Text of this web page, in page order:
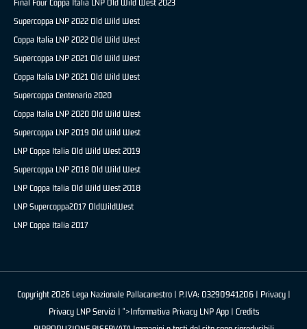
Final Four Coppa Italia LNP Old Wild West 2023
Supercoppa LNP 2022 Old Wild West
Coppa Italia LNP 2022 Old Wild West
Supercoppa LNP 2021 Old Wild West
Coppa Italia LNP 2021 Old Wild West
Supercoppa Centenario 2020
Coppa Italia LNP 2020 Old Wild West
Supercoppa LNP 2019 Old Wild West
LNP Coppa Italia Old Wild West 2019
Supercoppa LNP 2018 Old Wild West
LNP Coppa Italia Old Wild West 2018
LNP Supercoppa2017 OldWildWest
LNP Coppa Italia 2017
Copyright 2026 Lega Nazionale Pallacanestro | P.IVA: 03290941206 | Privacy|
Privacy LNP Servizi | ">Informativa Privacy LNP App | Credits